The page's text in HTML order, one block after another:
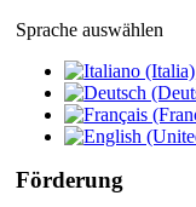
Sprache auswählen
Förderung